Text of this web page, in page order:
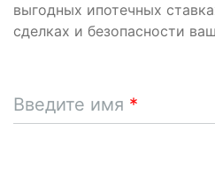
выгодных ипотечных
сделках и безопасности
Введите имя